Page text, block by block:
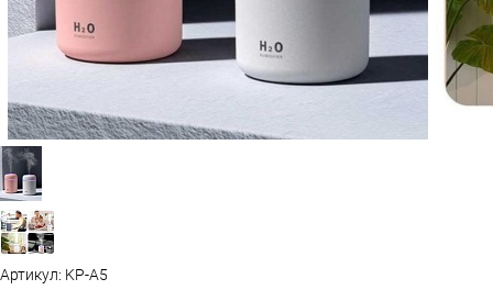
Артикул: KP-A5